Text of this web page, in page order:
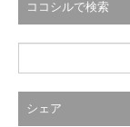
ココシルで検索
シェア